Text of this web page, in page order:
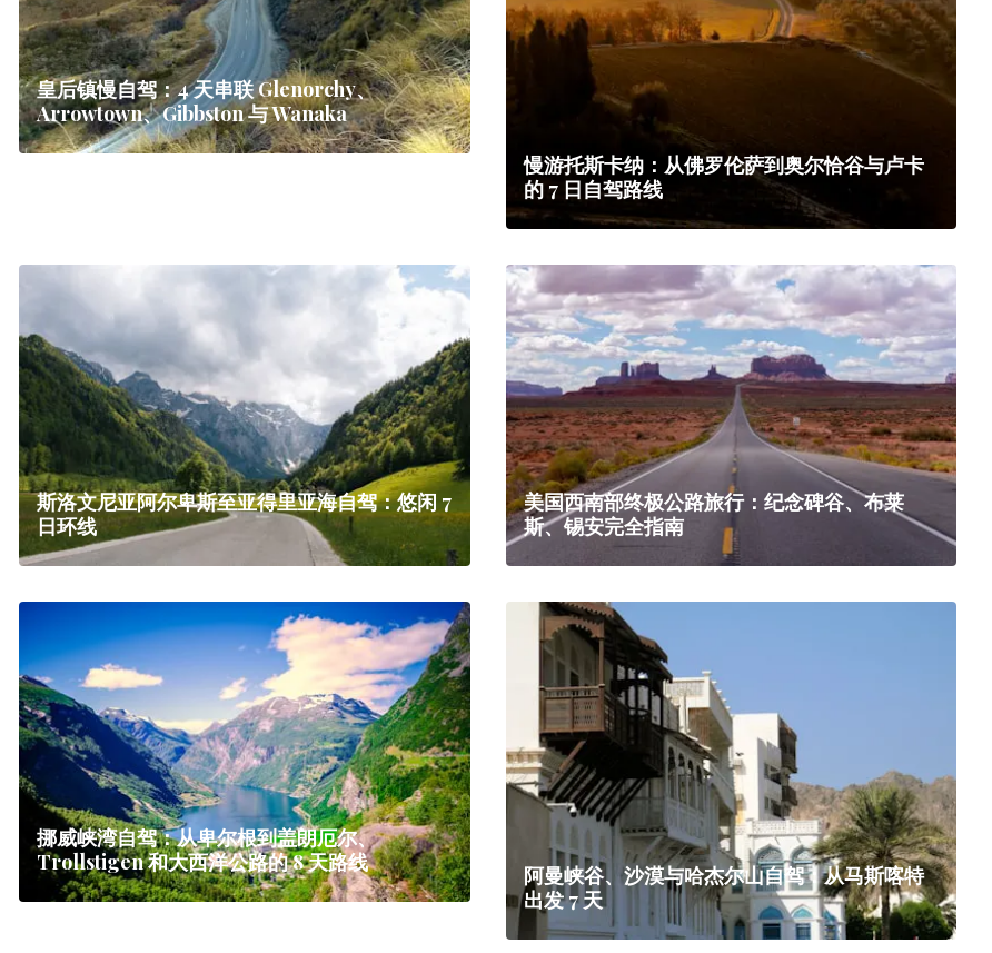
皇后镇慢自驾：4 天串联 Glenorchy、
Arrowtown、Gibbston 与 Wanaka
慢游托斯卡纳：从佛罗伦萨到奥尔恰谷与卢卡
的 7 日自驾路线
斯洛文尼亚阿尔卑斯至亚得里亚海自驾：悠闲 7
日环线
美国西南部终极公路旅行：纪念碑谷、布莱
斯、锡安完全指南
挪威峡湾自驾：从卑尔根到盖朗厄尔、
Trollstigen 和大西洋公路的 8 天路线
阿曼峡谷、沙漠与哈杰尔山自驾：从马斯喀特
出发 7 天